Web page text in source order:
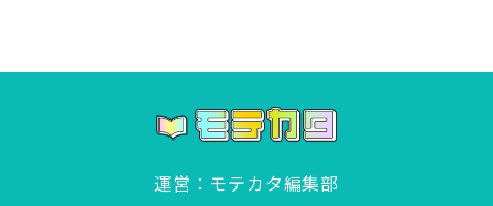
運営：モテカタ編集部